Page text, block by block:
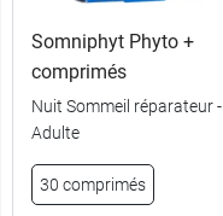
Somniphyt Phyto +
comprimés
Nuit Sommeil réparateur -
Adulte
30 comprimés